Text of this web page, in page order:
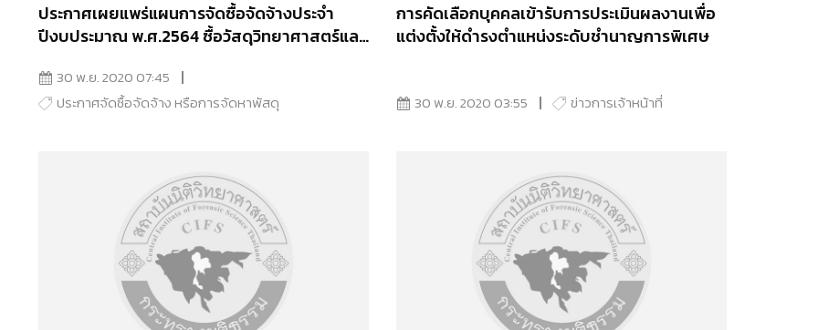
ประกาศเผยแพร่แผนการจัดซื้อจัดจ้างประจำ
ปีงบประมาณ พ.ศ.2564 ซื้อวัสดุวิทยาศาสตร์และ
30 พ.ย. 2020 07:45
ประกาศจัดซื้อจัดจ้าง หรือการจัดหาพัสดุ
การคัดเลือกบุคคลเข้ารับการประเมินผลงานเพื่อ
แต่งตั้งให้ดำรงตำแหน่งระดับชำนาญการพิเศษ
30 พ.ย. 2020 03:55 ข่าวการเจ้าหน้าที่